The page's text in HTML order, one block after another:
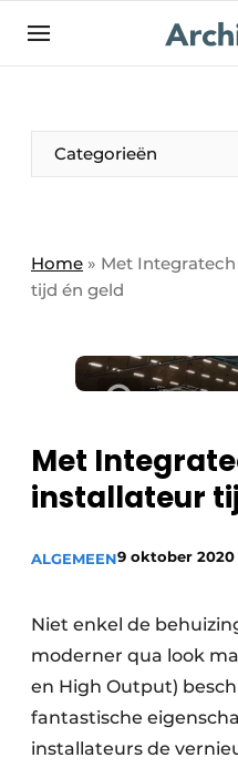
NL be-
Categorieën
Home » Met
tijd én geld
Met
installateur
ALGEMEEN9 oktober 2020
Niet enkel de
moderner qua look
en High Output)
fantastische
installateurs de